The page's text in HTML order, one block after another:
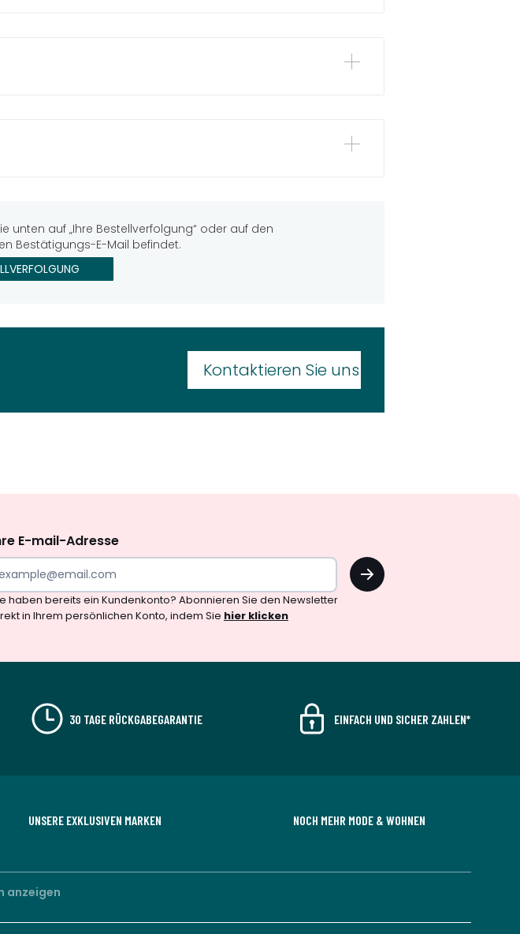
unten auf „Ihre Bestellverfolgung“ oder auf den
Bestätigungs-E-Mail befindet.
Kontaktieren Sie uns
E-mail-Adresse
OK
haben bereits ein Kundenkonto? Abonnieren Sie den Newsletter
in Ihrem persönlichen Konto, indem Sie hier klicken
30 TAGE RÜCKGABEGARANTIE EINFACH UND SICHER ZAHLEN*
UNSERE EXKLUSIVEN MARKEN NOCH MEHR MODE & WOHNEN
anzeigen